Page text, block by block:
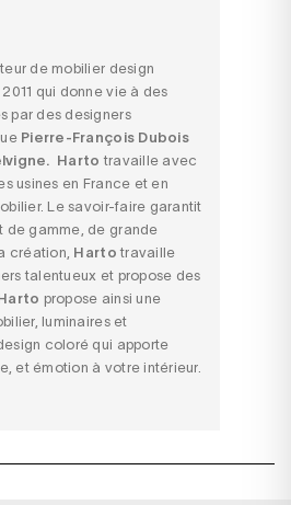
de mobilier design
qui donne vie à des
par des designers
Pierre-François Dubois
Harto travaille avec
usines en France et en
Le savoir-faire garantit
de gamme, de grande
création, Harto travaille
talentueux et propose des
propose ainsi une
luminaires et
coloré qui apporte
et émotion à votre intérieur.